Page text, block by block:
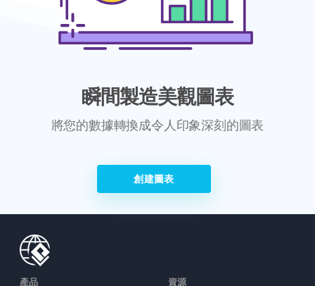
瞬間製造美觀圖表
將您的數據轉換成令人印象深刻的圖表
創建圖表
產品 資源